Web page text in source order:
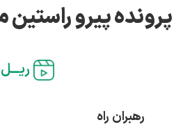
پرونده پیرو
ریـــل
رهبران راه